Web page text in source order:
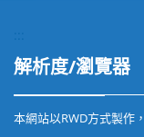
解析度/瀏覽器
本網站以RWD方式製作